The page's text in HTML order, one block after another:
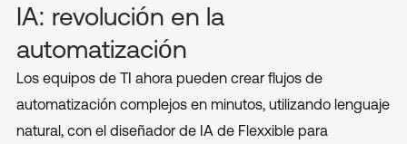
IA: revolución en la
automatización
Los equipos de TI ahora pueden crear flujos de
automatización complejos en minutos, utilizando lenguaje
natural, con el diseñador de IA de Flexxible para